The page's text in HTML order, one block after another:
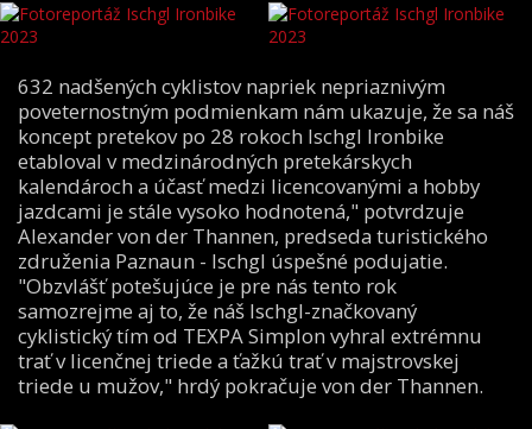
632 nadšených cyklistov napriek nepriaznivým
poveternostným podmienkam nám ukazuje, že sa náš
koncept pretekov po 28 rokoch Ischgl Ironbike
etabloval v medzinárodných pretekárskych
kalendároch a účasť medzi licencovanými a hobby
jazdcami je stále vysoko hodnotená," potvrdzuje
Alexander von der Thannen, predseda turistického
združenia Paznaun - Ischgl úspešné podujatie.
"Obzvlášť potešujúce je pre nás tento rok
samozrejme aj to, že náš Ischgl-značkovaný
cyklistický tím od TEXPA Simplon vyhral extrémnu
trať v licenčnej triede a ťažkú trať v majstrovskej
triede u mužov," hrdý pokračuje von der Thannen.